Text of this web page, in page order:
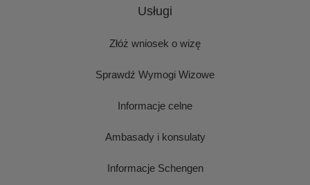
Usługi
Złóż wniosek o wizę
Sprawdź Wymogi Wizowe
Informacje celne
Ambasady i konsulaty
Informacje Schengen